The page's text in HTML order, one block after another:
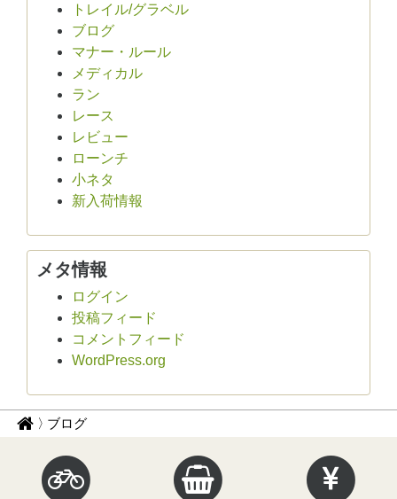
トレイル/グラベル
ブログ
マナー・ルール
メディカル
ラン
レース
レビュー
ローンチ
小ネタ
新入荷情報
メタ情報
ログイン
投稿フィード
コメントフィード
WordPress.org
パ サ
ク
ル
ブログ